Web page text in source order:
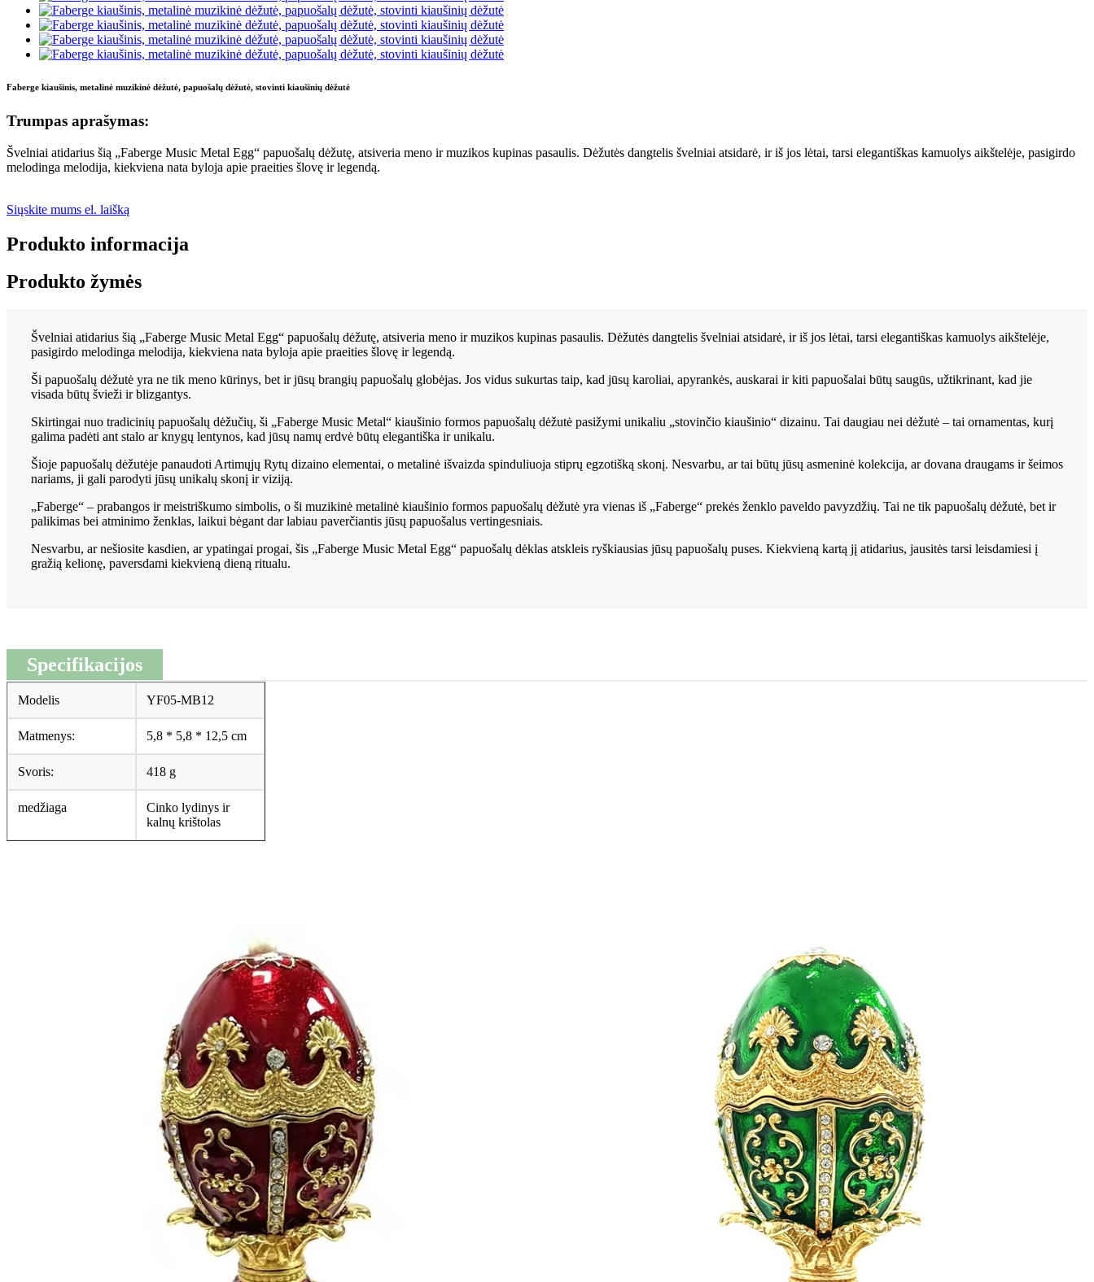
Faberge kiaušinis, metalinė muzikinė dėžutė, papuošalų dėžutė, stovinti kiaušinių dėžutė
Trumpas aprašymas:
Švelniai atidarius šią „Faberge Music Metal Egg“ papuošalų dėžutę, atsiveria meno ir muzikos kupinas pasaulis. Dėžutės dangtelis švelniai atsidarė, ir iš jos lėtai, tarsi elegantiškas kamuolys aikštelėje, pasigirdo
melodinga melodija, kiekviena nata byloja apie praeities šlovę ir legendą.
Siųskite mums el. laišką
Produkto informacija
Produkto žymės
Švelniai atidarius šią „Faberge Music Metal Egg“ papuošalų dėžutę, atsiveria meno ir muzikos kupinas pasaulis. Dėžutės dangtelis švelniai atsidarė, ir iš jos lėtai, tarsi elegantiškas kamuolys aikštelėje,
pasigirdo melodinga melodija, kiekviena nata byloja apie praeities šlovę ir legendą.
Ši papuošalų dėžutė yra ne tik meno kūrinys, bet ir jūsų brangių papuošalų globėjas. Jos vidus sukurtas taip, kad jūsų karoliai, apyrankės, auskarai ir kiti papuošalai būtų saugūs, užtikrinant, kad jie
visada būtų švieži ir blizgantys.
Skirtingai nuo tradicinių papuošalų dėžučių, ši „Faberge Music Metal“ kiaušinio formos papuošalų dėžutė pasižymi unikaliu „stovinčio kiaušinio“ dizainu. Tai daugiau nei dėžutė – tai ornamentas, kurį
galima padėti ant stalo ar knygų lentynos, kad jūsų namų erdvė būtų elegantiška ir unikalu.
Šioje papuošalų dėžutėje panaudoti Artimųjų Rytų dizaino elementai, o metalinė išvaizda spinduliuoja stiprų egzotišką skonį. Nesvarbu, ar tai būtų jūsų asmeninė kolekcija, ar dovana draugams ir šeimos
nariams, ji gali parodyti jūsų unikalų skonį ir viziją.
„Faberge“ – prabangos ir meistriškumo simbolis, o ši muzikinė metalinė kiaušinio formos papuošalų dėžutė yra vienas iš „Faberge“ prekės ženklo paveldo pavyzdžių. Tai ne tik papuošalų dėžutė, bet ir
palikimas bei atminimo ženklas, laikui bėgant dar labiau paverčiantis jūsų papuošalus vertingesniais.
Nesvarbu, ar nešiosite kasdien, ar ypatingai progai, šis „Faberge Music Metal Egg“ papuošalų dėklas atskleis ryškiausias jūsų papuošalų puses. Kiekvieną kartą jį atidarius, jausitės tarsi leisdamiesi į
gražią kelionę, paversdami kiekvieną dieną ritualu.
Specifikacijos
Modelis YF05-MB12
Matmenys: 5,8 * 5,8 * 12,5 cm
Svoris: 418 g
medžiaga
Cinko lydinys ir
kalnų krištolas